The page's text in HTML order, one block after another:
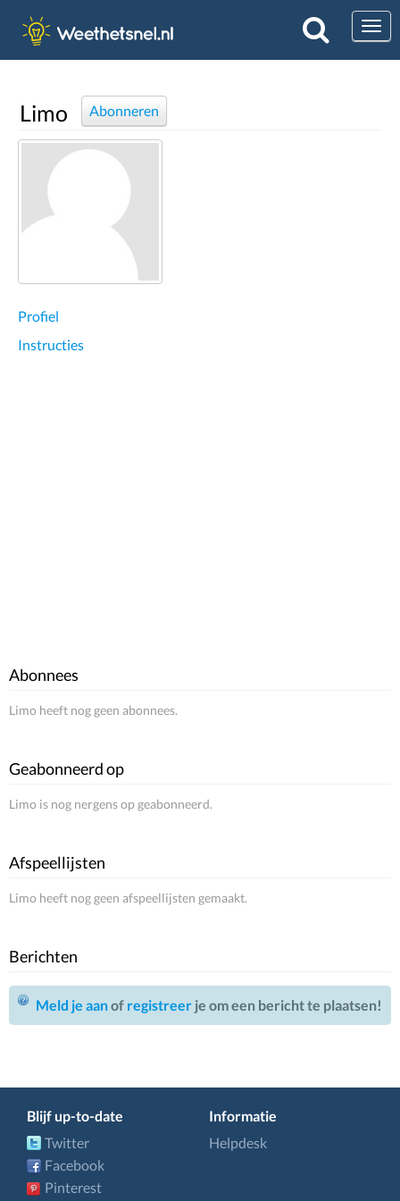
Limo Abonneren
Profiel
Instructies
Abonnees
Limo heeft nog geen abonnees.
Geabonneerd op
Limo is nog nergens op geabonneerd.
Afspeellijsten
Limo heeft nog geen afspeellijsten gemaakt.
Berichten
Meld je aanof registreer je om een bericht te plaatsen!
Blijf up-to-date
Twitter
Facebook
Pinterest
Informatie
Helpdesk